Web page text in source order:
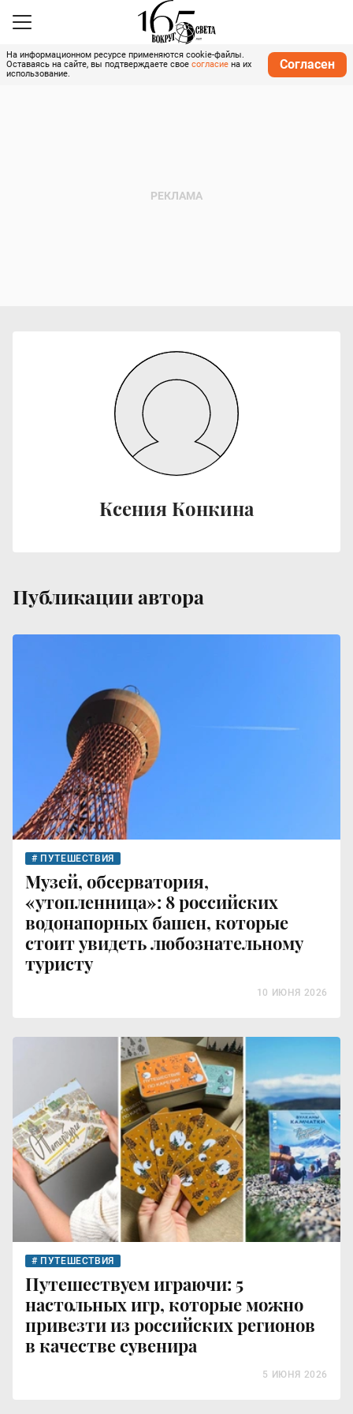
На информационном ресурсе применяются cookie-файлы.
Оставаясь на сайте, вы подтверждаете свое согласие на их
использование.
Согласен
Ксения Конкина
Публикации автора
ПУТЕШЕСТВИЯ
Музей, обсерватория,
«утопленница»: 8 российских
водонапорных башен, которые
стоит увидеть любознательному
туристу
10 ИЮНЯ 2026
ПУТЕШЕСТВИЯ
Путешествуем играючи: 5
настольных игр, которые можно
привезти из российских регионов
в качестве сувенира
5 ИЮНЯ 2026